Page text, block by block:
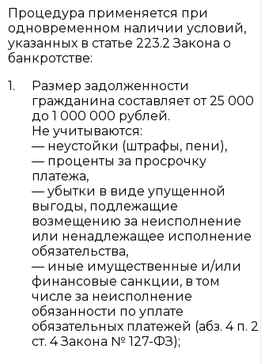
Процедура применяется при
одновременном наличии условий,
указанных в статье 223.2 Закона о
банкротстве:
Размер задолженности
гражданина составляет от 25 000
до 1 000 000 рублей.
Не учитываются:
— неустойки (штрафы, пени),
— проценты за просрочку
платежа,
— убытки в виде упущенной
выгоды, подлежащие
возмещению за неисполнение
или ненадлежащее исполнение
обязательства,
— иные имущественные и/или
финансовые санкции, в том
числе за неисполнение
обязанности по уплате
обязательных платежей (абз. 4 п. 2
ст. 4 Закона № 127-ФЗ);